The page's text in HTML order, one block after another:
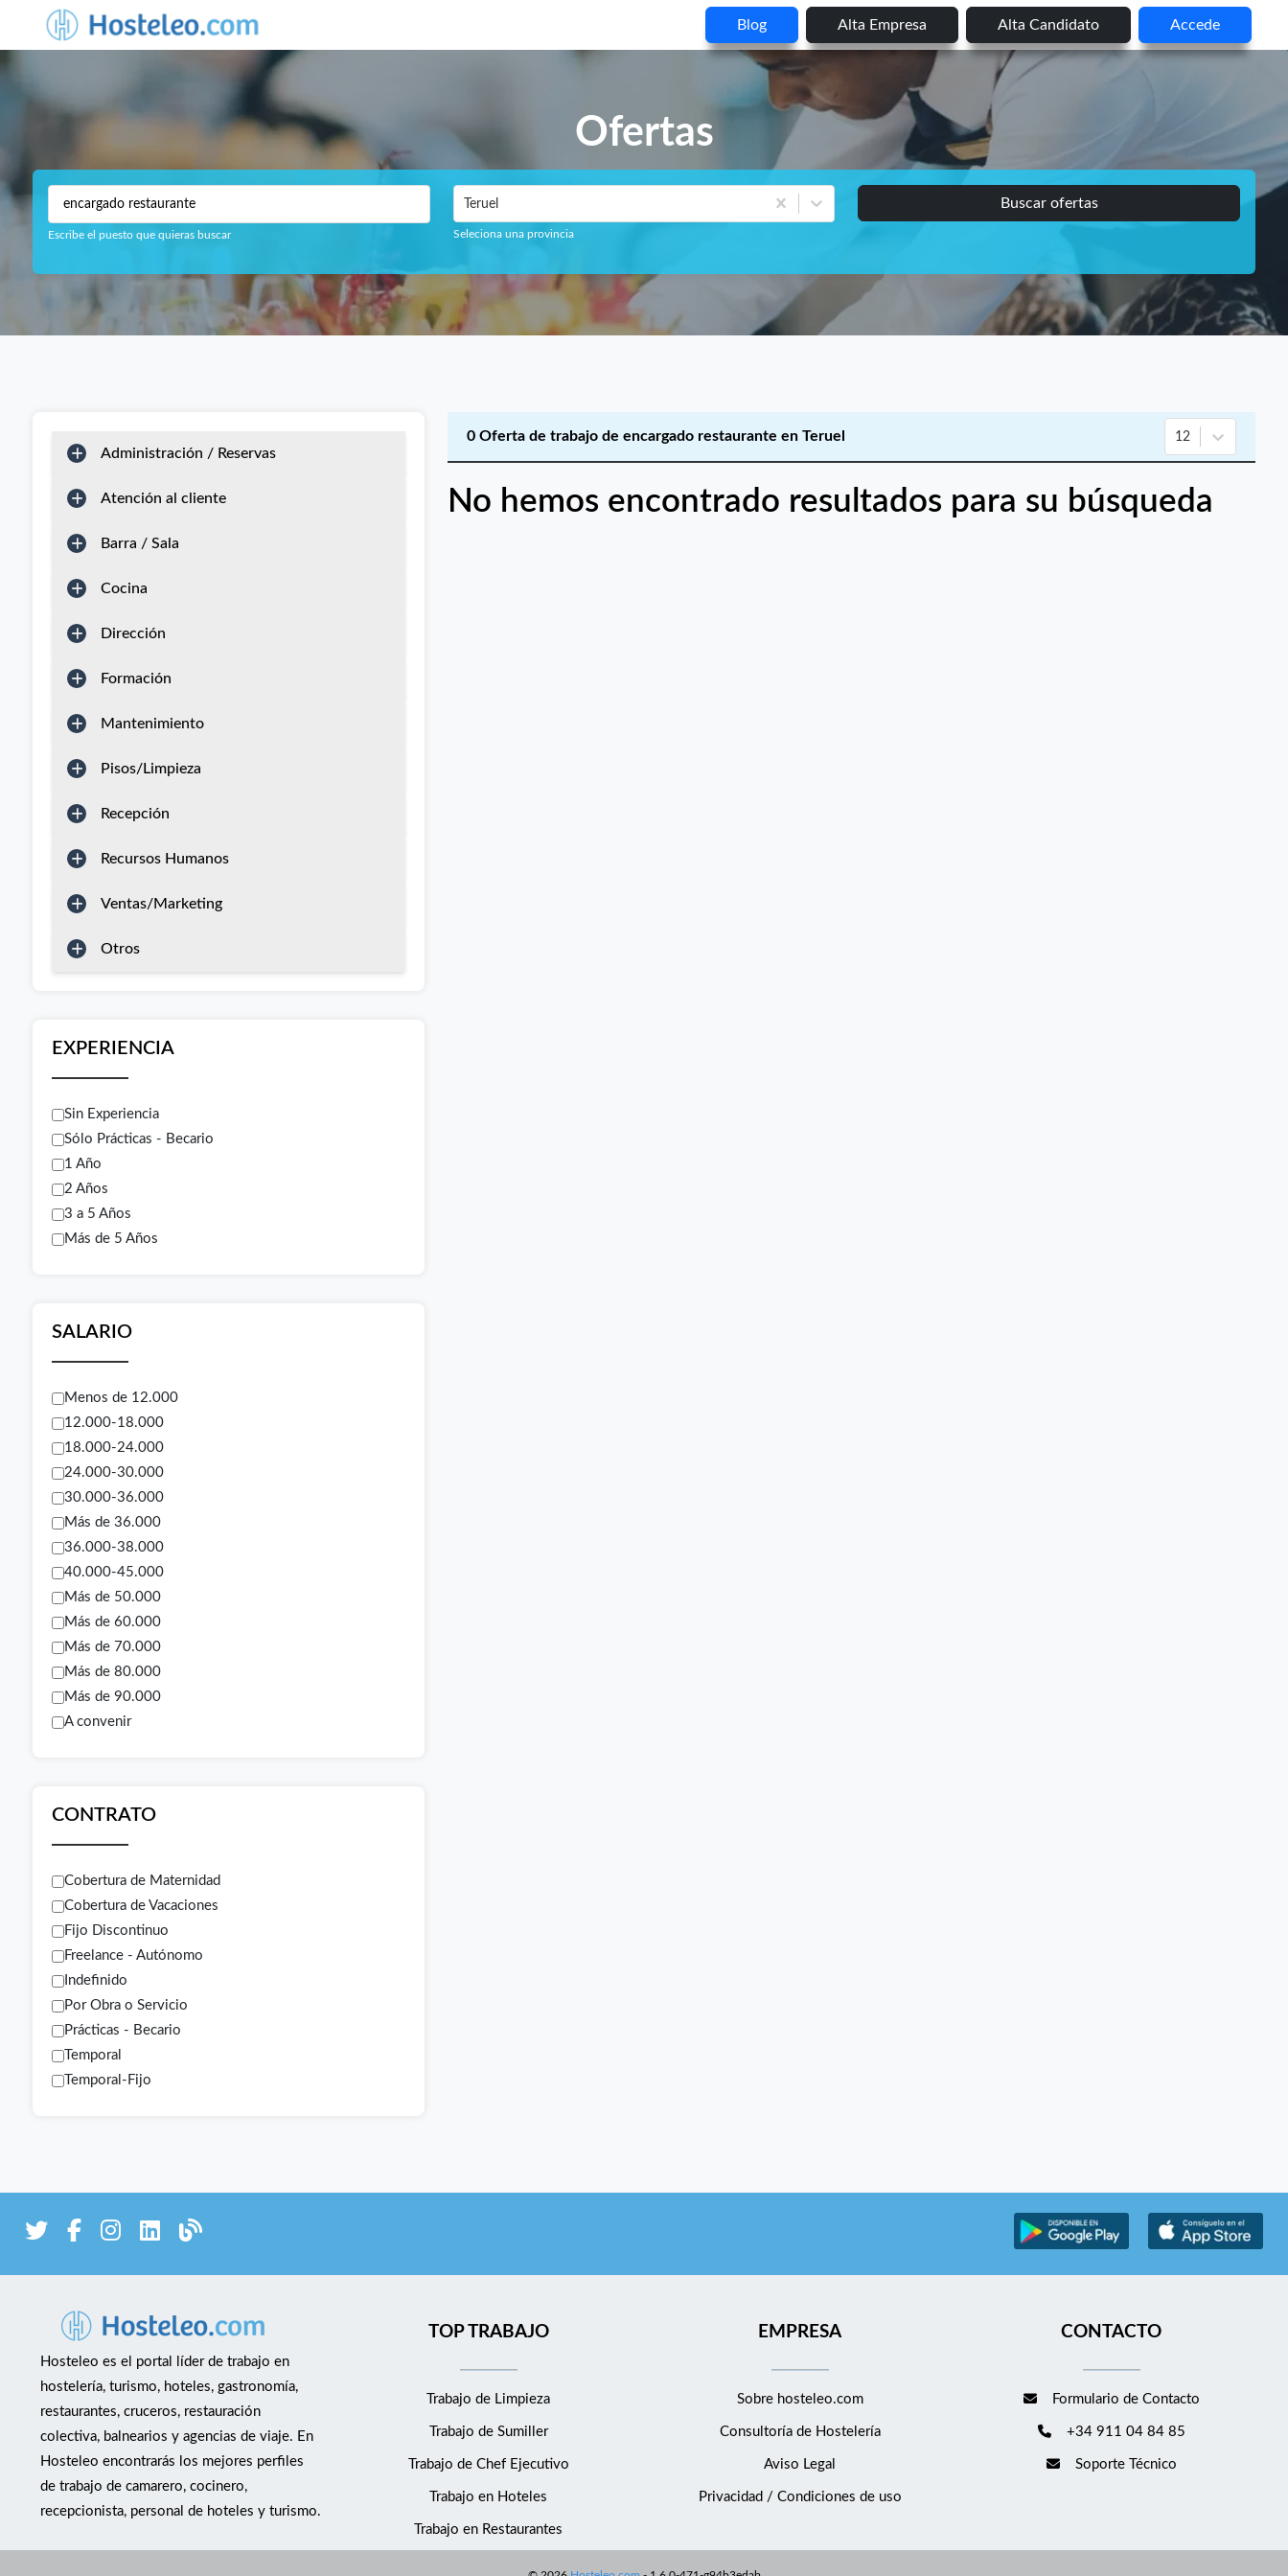
Blog Alta Empresa Alta Candidato Accede
Ofertas
Escribe el puesto que quieras buscar
Teruel
Seleciona una provincia
Buscar ofertas
Administración / Reservas
Atención al cliente
Barra / Sala
Cocina
Dirección
Formación
Mantenimiento
Pisos/Limpieza
Recepción
Recursos Humanos
Ventas/Marketing
Otros
EXPERIENCIA
Sin Experiencia
Sólo Prácticas - Becario
1 Año
2 Años
3 a 5 Años
Más de 5 Años
SALARIO
Menos de 12.000
12.000-18.000
18.000-24.000
24.000-30.000
30.000-36.000
Más de 36.000
36.000-38.000
40.000-45.000
Más de 50.000
Más de 60.000
Más de 70.000
Más de 80.000
Más de 90.000
A convenir
CONTRATO
Cobertura de Maternidad
Cobertura de Vacaciones
Fijo Discontinuo
Freelance - Autónomo
Indefinido
Por Obra o Servicio
Prácticas - Becario
Temporal
Temporal-Fijo
0 Oferta de trabajo de encargado restaurante en Teruel 12
No hemos encontrado resultados para su búsqueda
Hosteleo es el portal líder de trabajo en
hostelería, turismo, hoteles, gastronomía,
restaurantes, cruceros, restauración
colectiva, balnearios y agencias de viaje. En
Hosteleo encontrarás los mejores perfiles
de trabajo de camarero, cocinero,
recepcionista, personal de hoteles y turismo.
TOP TRABAJO
Trabajo de Limpieza
Trabajo de Sumiller
Trabajo de Chef Ejecutivo
Trabajo en Hoteles
Trabajo en Restaurantes
EMPRESA
Sobre hosteleo.com
Consultoría de Hostelería
Aviso Legal
Privacidad / Condiciones de uso
CONTACTO
Formulario de Contacto
+34 911 04 84 85
Soporte Técnico